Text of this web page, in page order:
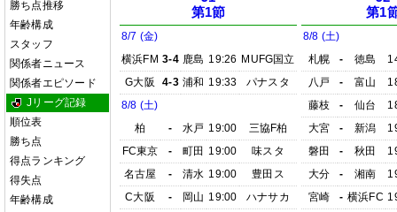
勝ち点推移
年齢構成
スタッフ
関係者ニュース
関係者エピソード
Jリーグ記録
順位表
勝ち点
得点ランキング
得失点
年齢構成
第1節
8/7 (金)
横浜FM 3-4 鹿島 19:26 MUFG国立
G大阪
4-3 浦和 19:33
パナスタ
8/8 (土)
柏
- 水戸 19:00
三協F柏
FC東京
- 町田 19:00
味スタ
名古屋
- 清水 19:00
豊田ス
C大阪
- 岡山 19:00
ハナサカ
第1
8/8 (土)
札幌
- 徳島
八戸
- 富山
藤枝
- 仙台
大宮
- 新潟
磐田
- 秋田
大分
- 湘南
宮崎
- 横浜FC